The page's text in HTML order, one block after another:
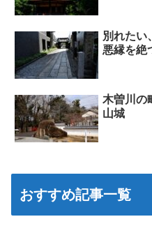
別れたい
悪縁を絶
木曽川
山城
おすすめ記事一覧